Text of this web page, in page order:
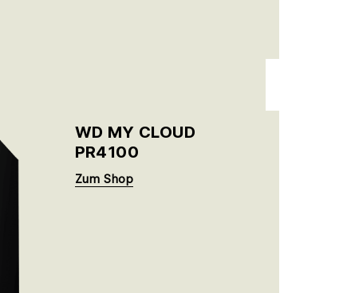
WD MY CLOUD
PR4100
Zum Shop